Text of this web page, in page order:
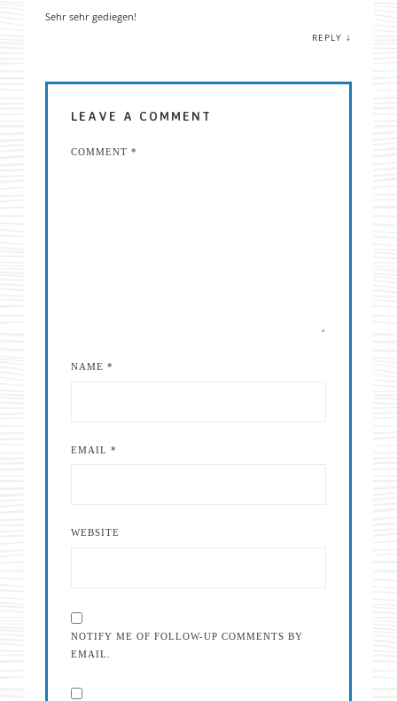
Sehr sehr gediegen!
REPLY ↓
LEAVE A COMMENT
COMMENT *
NAME *
EMAIL *
WEBSITE
NOTIFY ME OF FOLLOW-UP COMMENTS BY
EMAIL.